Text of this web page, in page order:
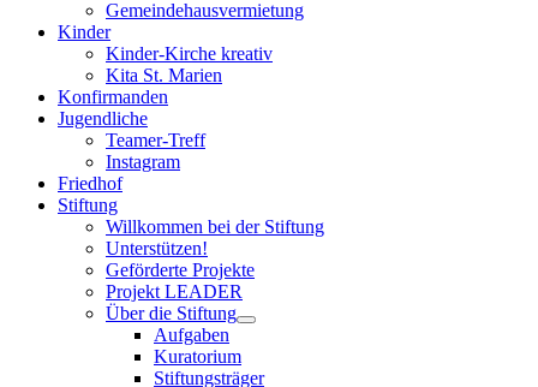
Gemeindehausvermietung
Kinder
Kinder-Kirche kreativ
Kita St. Marien
Konfirmanden
Jugendliche
Teamer-Treff
Instagram
Friedhof
Stiftung
Willkommen bei der Stiftung
Unterstützen!
Geförderte Projekte
Projekt LEADER
Über die Stiftung
Aufgaben
Kuratorium
Stiftungsträger